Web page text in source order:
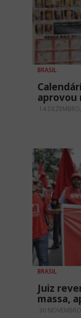
BRASIL
aprovou
14
BRASIL
Juiz
massa,
30